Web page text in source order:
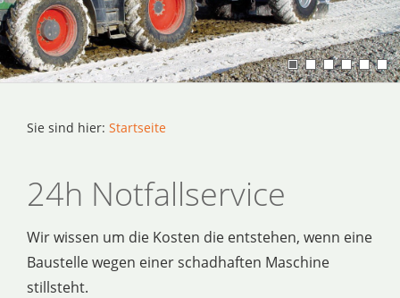
Sie sind hier: Startseite
24h Notfallservice
Wir wissen um die Kosten die entstehen, wenn eine
Baustelle wegen einer schadhaften Maschine
stillsteht.